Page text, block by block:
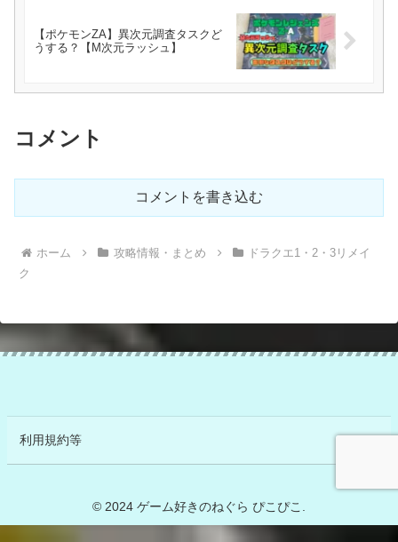
【ポケモンZA】異次元調査タスクど
うする？【M次元ラッシュ】
コメント
コメントを書き込む
ホーム 攻略情報・まとめ
ドラクエ1・2・3リメイ
ク
利用規約等
© 2024 ゲーム好きのねぐら ぴこぴこ.